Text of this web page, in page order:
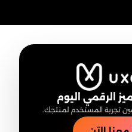
الرقمي اليوم
تجربة المستخدم لمنتجك.